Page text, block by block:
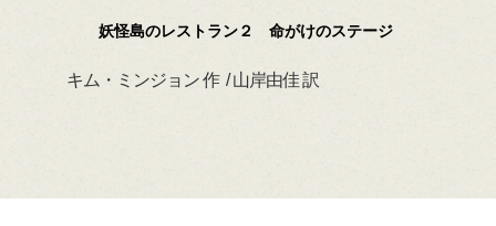
妖怪島のレストラン２ 命がけのステージ
キム・ミンジョン 作 / 山岸由佳 訳